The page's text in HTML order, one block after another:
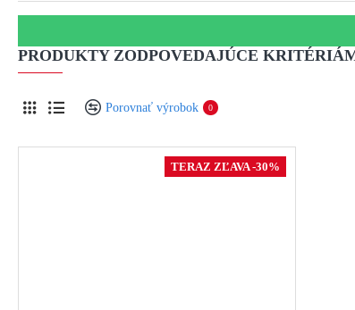
PRODUKTY ZODPOVEDAJÚCE
Porovnať výrobok 0
TERAZ ZĽAVA -30%